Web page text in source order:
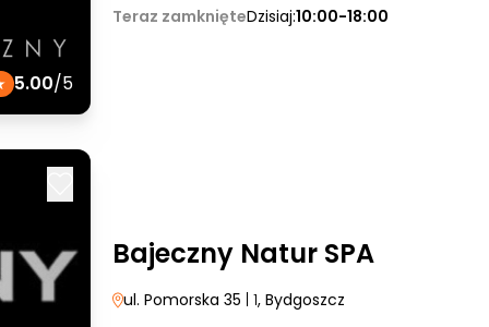
5.00/5
Teraz zamknięteDzisiaj:10:00-18:00
Bajeczny Natur SPA
ul. Pomorska 35 | 1, Bydgoszcz